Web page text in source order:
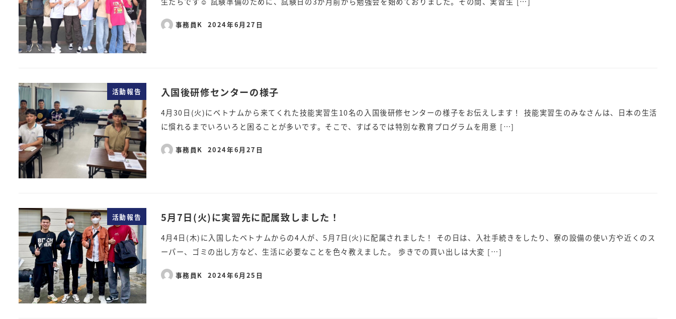
事務員K 2024年6月27日
活動報告 入国後研修センターの様子
4月30日(火)にベトナムから来てくれた技能実習生10名の入国後研修センターの様子をお伝えします！ 技能実習生のみなさんは、日本の生活
に慣れるまでいろいろと困ることが多いです。そこで、すばるでは特別な教育プログラムを用意 […]
事務員K 2024年6月27日
活動報告 5月7日(火)に実習先に配属致しました！
4月4日(木)に入国したベトナムからの4人が、5月7日(火)に配属されました！ その日は、入社手続きをしたり、寮の設備の使い方や近くのス
ーパー、ゴミの出し方など、生活に必要なことを色々教えました。 歩きでの買い出しは大変 […]
事務員K 2024年6月25日